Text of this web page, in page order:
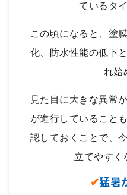
ているタ
この頃になると、塗
化、防水性能の低下
れ始
見た目に大きな異常
が進行していること
認しておくことで、
立てやすく
✔猛暑